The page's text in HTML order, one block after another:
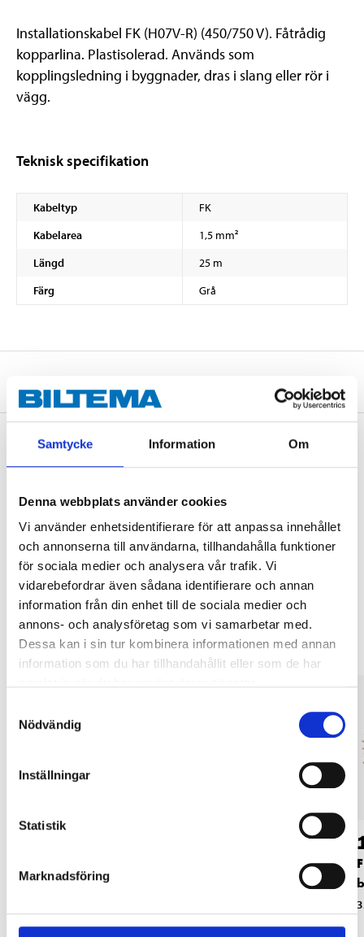
Samtycke Information Om
Denna webbplats använder cookies
Vi använder enhetsidentifierare för att anpassa innehållet
och annonserna till användarna, tillhandahålla funktioner
för sociala medier och analysera vår trafik. Vi
vidarebefordrar även sådana identifierare och annan
information från din enhet till de sociala medier och
annons- och analysföretag som vi samarbetar med.
Dessa kan i sin tur kombinera informationen med annan
information som du har tillhandahållit eller som de har
Nödvändig
Inställningar
Statistik
Marknadsföring
Installationskabel FK (H07V-R) (450/750 V). Fåtrådig
kopparlina. Plastisolerad. Används som
kopplingsledning i byggnader, dras i slang eller rör i
vägg.
Teknisk specifikation
Kabeltyp
FK
Kabelarea
1,5 mm²
Längd
25 m
Färg
Grå
Köp & Hämta i ditt varuhus inom 2 timmar! För mer information om
LÄS MER
Andra kunder köpte också
blå, 25 m
FK-kabel, 1,5 mm²,